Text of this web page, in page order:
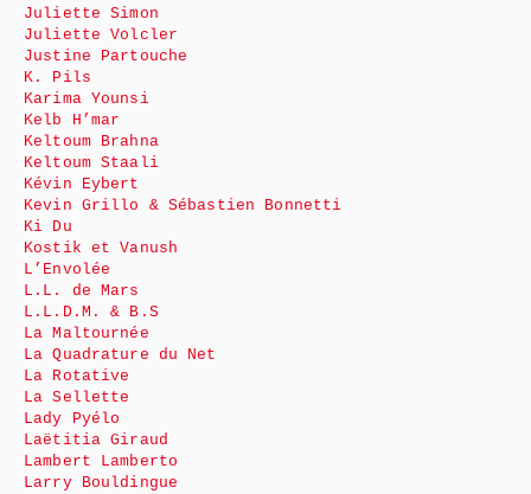
Juliette Simon
Juliette Volcler
Justine Partouche
K. Pils
Karima Younsi
Kelb H’mar
Keltoum Brahna
Keltoum Staali
Kévin Eybert
Kevin Grillo & Sébastien Bonnetti
Ki Du
Kostik et Vanush
L’Envolée
L.L. de Mars
L.L.D.M. & B.S
La Maltournée
La Quadrature du Net
La Rotative
La Sellette
Lady Pyélo
Laëtitia Giraud
Lambert Lamberto
Larry Bouldingue